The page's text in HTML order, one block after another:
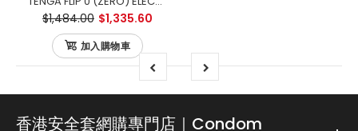
$1,484.00 $1,335.60
加入購物車
香港安全套網購專門店｜Condom